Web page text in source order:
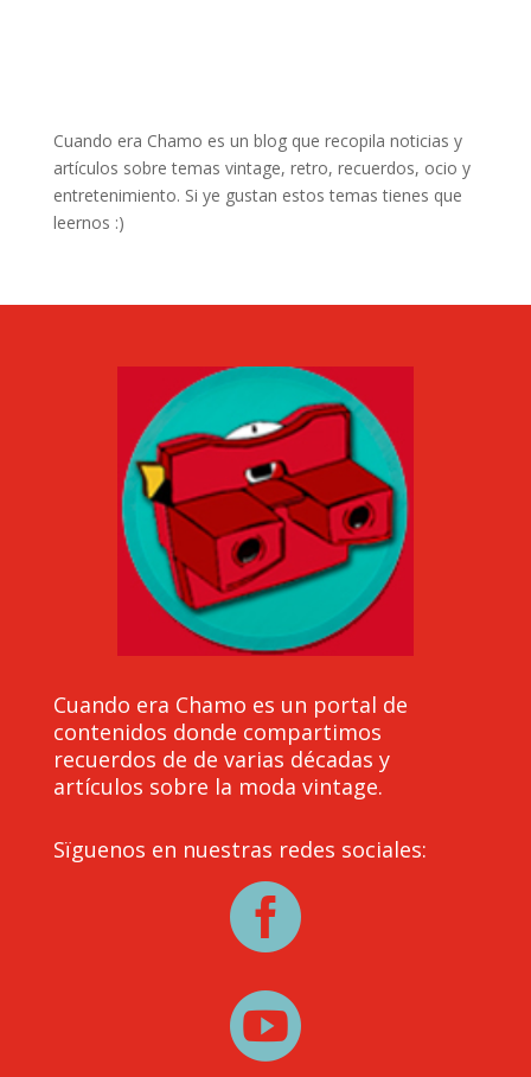
Cuando era Chamo es un blog que recopila noticias y
artículos sobre temas vintage, retro, recuerdos, ocio y
entretenimiento. Si ye gustan estos temas tienes que
leernos :)
Cuando era Chamo es un portal de
contenidos donde compartimos
recuerdos de de varias décadas y
artículos sobre la moda vintage.
Sïguenos en nuestras redes sociales:

